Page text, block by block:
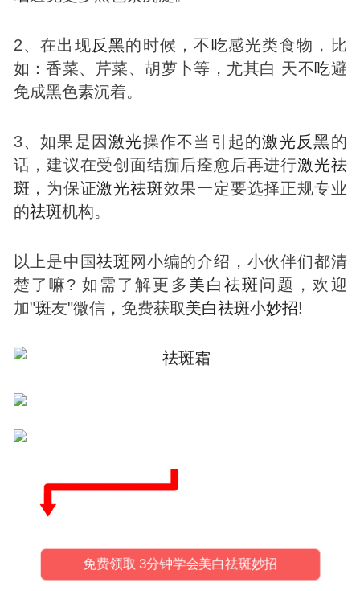
2、在出现反黑的时候，不吃感光类食物，比
如：香菜、芹菜、胡萝卜等，尤其白 天不吃避
免成黑色素沉着。
3、如果是因激光操作不当引起的激光反黑的
话，建议在受创面结痂后痊愈后再进行激光祛
斑 ，为保证激光祛斑效果一定要选择正规专业
的祛斑机构。
以上是中国祛斑 网小编的介绍，小伙伴们都清
楚了嘛? 如需了解更多 美白 祛斑问题，欢迎
加"斑友"微信，免费获取美白祛斑小妙招!
免费领取 3分钟学会美白祛斑妙招